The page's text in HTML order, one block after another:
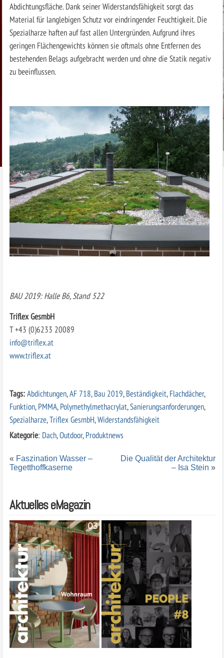
Abdichtungsfläche. Dank seiner Widerstandsfähigkeit sorgt das
Material für langlebigen Schutz vor eindringender Feuchtigkeit. Die
Spezialharze haften auf fast allen Untergründen. Aufgrund ihres
geringen Flächengewichts können sie oftmals ohne Entfernen des
bestehenden Belags aufgebracht werden und ohne die Statik negativ
zu beeinflussen.
BAU 2019: Halle B6, Stand 522
Triflex GesmbH
T +43 (0)6233 20089
info@triflex.at
www.triflex.at
Tags:Abdichtungen,AF 718,Bau 2019,Beständigkeit,Flachdächer,
Funktion,PMMA,Polymethylmethacrylat,Sanierungsanforderungen,
Spezialharze,Triflex GesmbH,Widerstandsfähigkeit
Kategorie: Dach,Outdoor,Produktnews
« Faszination Wasser –
Tegetthoffkaserne
Die Qualität der Architektur
– Isa Stein »
Aktuelles eMagazin